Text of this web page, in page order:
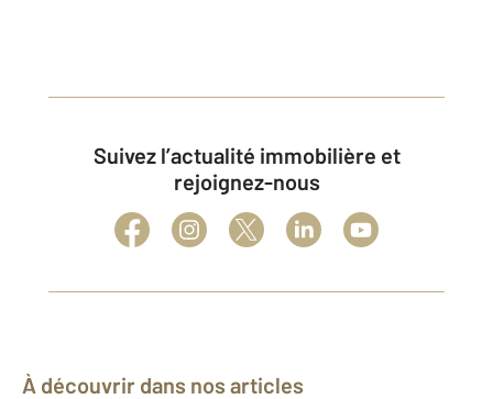
Suivez l’actualité immobilière et
rejoignez-nous
À découvrir dans nos articles